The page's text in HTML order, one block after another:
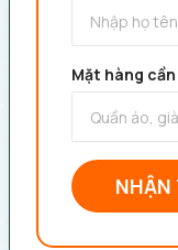
Mặt hàng
NHẬN